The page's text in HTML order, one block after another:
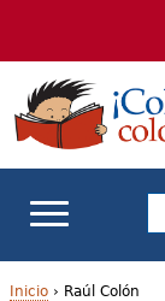
navigation
Content
Inicio› Raúl Colón